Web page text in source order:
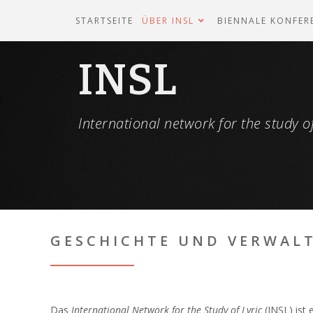
STARTSEITE ÜBER INSL BIENNALE
INSL
International network for the study
GESCHICHTE UND
Das International Network for the Study of Lyric(INSL) ist